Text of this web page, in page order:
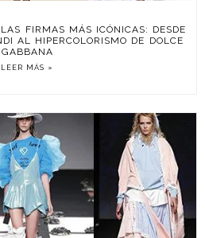
FIRMAS MÁS ICÓNICAS: DESDE
AL HIPERCOLORISMO DE DOLCE
GABBANA
LEER MÁS »